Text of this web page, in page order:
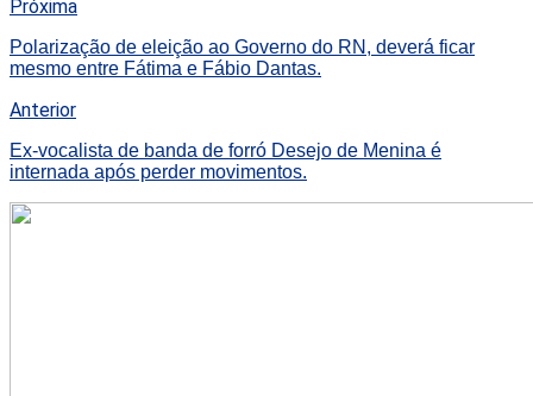
Próxima
Polarização de eleição ao Governo do RN, deverá ficar
mesmo entre Fátima e Fábio Dantas.
Anterior
Ex-vocalista de banda de forró Desejo de Menina é
internada após perder movimentos.